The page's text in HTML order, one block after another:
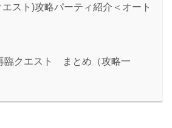
スト)攻略パーティ紹介＜オート
臨クエスト まとめ（攻略一